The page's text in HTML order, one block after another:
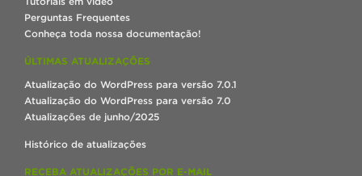
Perguntas Frequentes
Conheça toda nossa documentação!
ÚLTIMAS ATUALIZAÇÕES
Atualização do WordPress para versão 7.0.1
Atualização do WordPress para versão 7.0
Atualizações de junho/2025
Histórico de atualizações
RECEBA ATUALIZAÇÕES POR E-MAIL